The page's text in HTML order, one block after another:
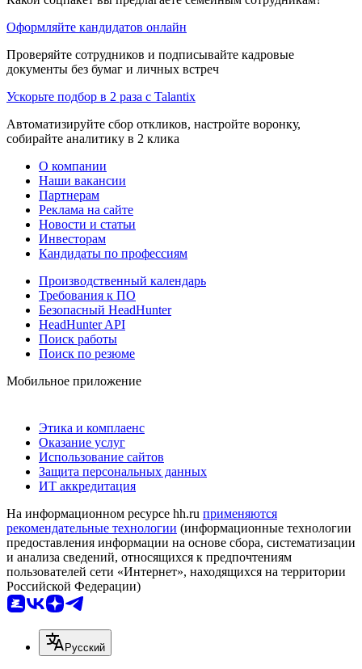
Оформляйте кандидатов онлайн
Проверяйте сотрудников и подписывайте кадровые
документы без бумаг и личных встреч
Ускорьте подбор в 2 раза с Talantix
Автоматизируйте сбор откликов, настройте воронку,
собирайте аналитику в 2 клика
О компании
Наши вакансии
Партнерам
Реклама на сайте
Новости и статьи
Инвесторам
Кандидаты по профессиям
Производственный календарь
Требования к ПО
Безопасный HeadHunter
HeadHunter API
Поиск работы
Поиск по резюме
Мобильное приложение
Этика и комплаенс
Оказание услуг
Использование сайтов
Защита персональных данных
ИТ аккредитация
На информационном ресурсе hh.ru применяются
рекомендательные технологии (информационные технологии
предоставления информации на основе сбора, систематизации
и анализа сведений, относящихся к предпочтениям
пользователей сети «Интернет», находящихся на территории
Российской Федерации)
Русский